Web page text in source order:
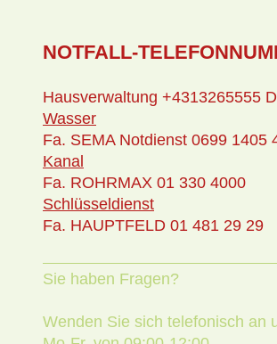
NOTFALL-
Hausverwaltung +4313265555
Wasser
Fa. SEMA Notdienst 0699 1405
Kanal
Fa. ROHRMAX 01 330 4000
Schlüsseldienst
Fa. HAUPTFELD 01 481 29 29
Sie haben Fragen?
Wenden Sie sich telefonisch an